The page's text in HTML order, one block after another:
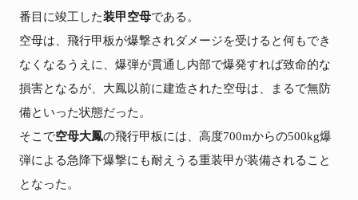
番目に竣工した装甲空母である。
空母は、飛行甲板が爆撃されダメージを受けると何もでき
なくなるうえに、爆弾が貫通し内部で爆発すれば致命的な
損害となるが、大鳳以前に建造された空母は、まるで無防
備といった状態だった。
そこで空母大鳳の飛行甲板には、高度700mからの500kg爆
弾による急降下爆撃にも耐えうる重装甲が装備されること
となった。